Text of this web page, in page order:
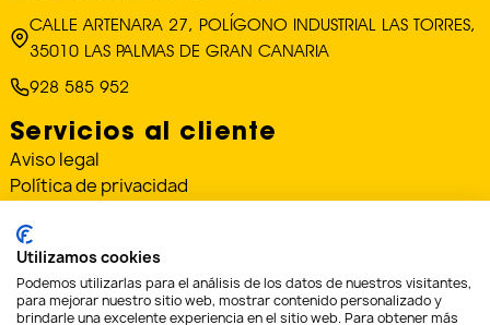
CALLE ARTENARA 27, POLÍGONO INDUSTRIAL LAS TORRES,
35010 LAS PALMAS DE GRAN CANARIA
928 585 952
Servicios al cliente
Aviso legal
Política de privacidad
Condiciones de envío y devoluciones
«Financiado por la Unión Europea – NextGenerationEU»
«Financiado por la Unión Europea – NextGenerationEU. Sin
Utilizamos cookies
Podemos utilizarlas para el análisis de los datos de nuestros visitantes,
para mejorar nuestro sitio web, mostrar contenido personalizado y
brindarle una excelente experiencia en el sitio web. Para obtener más